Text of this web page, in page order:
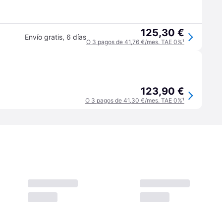
Envío gratis, 6 días 125,30 €
O 3 pagos de 41,76 €/mes. TAE 0%¹
123,90 €
O 3 pagos de 41,30 €/mes. TAE 0%¹